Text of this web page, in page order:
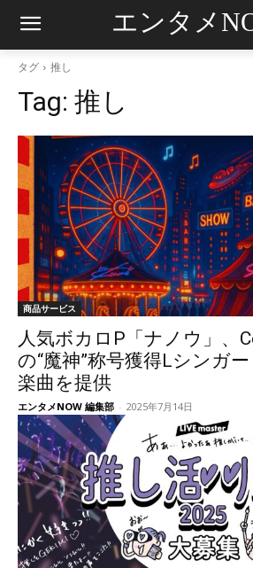
エンタメ
タグ 推し
Tag: 推し
商品サービス
人気ボカロP「ナノウ」、
の“魔神”称号獲得Lシンガ
楽曲を提供
エンタメNOW 編集部 - 2025年7月14日